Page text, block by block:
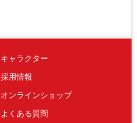
キャラクター
採用情報
オンラインショップ
よくある質問